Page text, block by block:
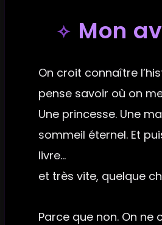
Mon
On croit connaître
pense savoir où on
Une princesse. Une
sommeil éternel. Et
livre…
et très vite, quelque
Parce que non. On ne